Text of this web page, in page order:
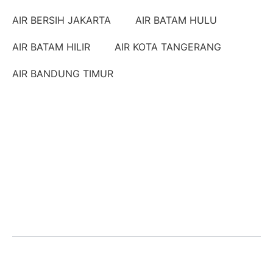
AIR BERSIH JAKARTA AIR BATAM HULU
AIR BATAM HILIR AIR KOTA TANGERANG
AIR BANDUNG TIMUR